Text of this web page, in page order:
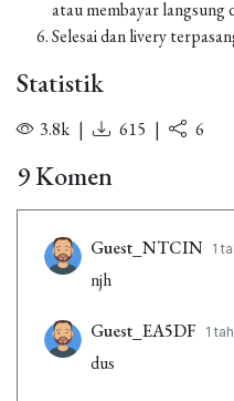
atau membayar langsung
Selesai dan livery
Statistik
3.8k | 615 | 6
9 Komen
Guest_NTCIN 1
njh
Guest_EA5DF 1
dus